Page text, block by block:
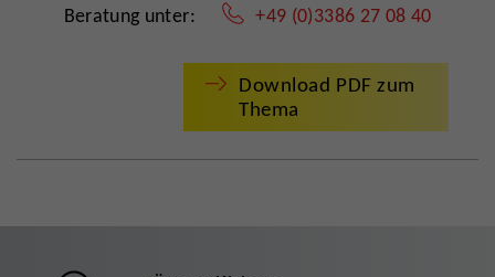
Beratung unter: +49 (0)3386 27 08 40
Download PDF zum
Thema